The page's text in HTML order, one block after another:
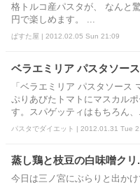
格トルコ産パスタが、 なんと
円で楽しめます。 ...
ぱすた屋 | 2012.02.05 Sun 21:09
ベラエミリア パスタソー
「ベラエミリア パスタソース
ぷりあびたトマトにマスカル
す。スパゲッティはもちろん
パスタでダイエット | 2012.01.31 Tue
蒸し鶏と枝豆の白味噌クリ
今日は三ノ宮にぶらりと出か